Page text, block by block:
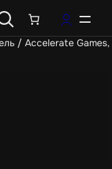
/ Accelerate Games,